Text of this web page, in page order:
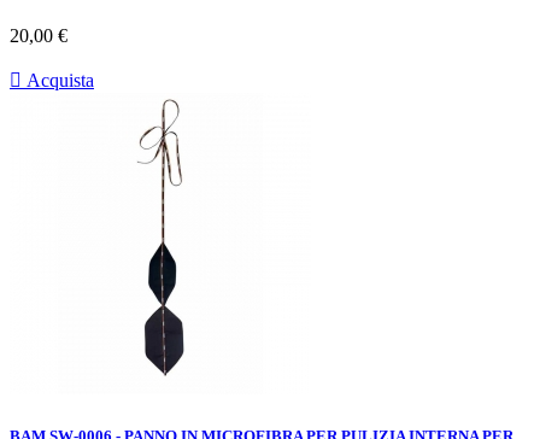
Prezzo
20,00 €
 Acquista